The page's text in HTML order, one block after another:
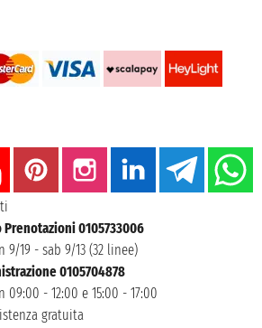
Prenotazioni 0105733006
9/19 - sab 9/13 (32 linee)
0105704878
09:00 - 12:00 e 15:00 - 17:00
gratuita